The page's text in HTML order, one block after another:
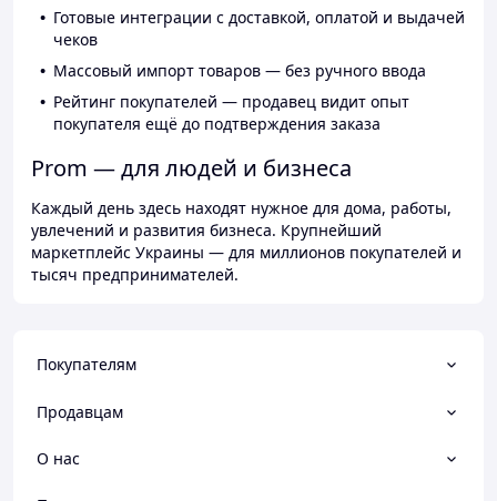
Готовые интеграции с доставкой, оплатой и выдачей
чеков
Массовый импорт товаров — без ручного ввода
Рейтинг покупателей — продавец видит опыт
покупателя ещё до подтверждения заказа
Prom — для людей и бизнеса
Каждый день здесь находят нужное для дома, работы,
увлечений и развития бизнеса. Крупнейший
маркетплейс Украины — для миллионов покупателей и
тысяч предпринимателей.
Покупателям
Продавцам
О нас